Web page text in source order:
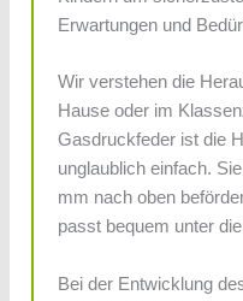
Erwartungen und
Wir verstehen die
Hause oder im
Gasdruckfeder ist die
unglaublich einfach.
mm nach oben
passt bequem unter
Bei der Entwicklung